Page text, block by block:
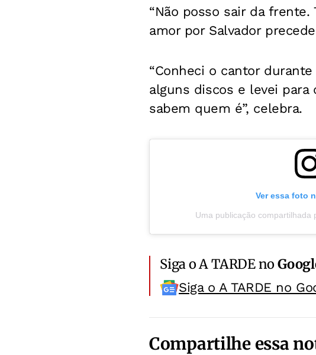
“Não posso sair da
amor por Salvador
“Conheci o cantor
alguns discos e levei para
sabem quem é”, celebra.
Ver essa foto
Uma publicação compartilhada
Siga o A TARDE no
Siga o A TARDE no
Compartilhe essa